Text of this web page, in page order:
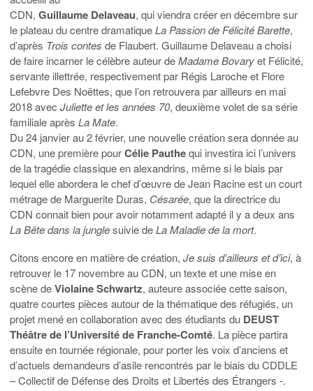
CDN, Guillaume Delaveau, qui viendra créer en décembre sur
le plateau du centre dramatiqueLa Passion de Félicité Barette,
d’après Trois contes de Flaubert. Guillaume Delaveau a choisi
de faire incarner le célèbre auteur deMadame Bovaryet Félicité,
servante illettrée, respectivement par Régis Laroche et Flore
Lefebvre Des Noëttes, que l’on retrouvera par ailleurs en mai
2018 avec Juliette et les années 70, deuxième volet de sa série
familiale après La Mate.
Du 24 janvier au 2 février, une nouvelle création sera donnée au
CDN, une première pourCélie Pauthequi investira ici l’univers
de la tragédie classique en alexandrins, même si le biais par
lequel elle abordera le chef d’œuvre de Jean Racine est un court
métrage de Marguerite Duras, Césarée, que la directrice du
CDN connait bien pour avoir notamment adapté il y a deux ans
La Bête dans la junglesuivie deLa Maladie de la mort.
Citons encore en matière de création, Je suis d’ailleurs et d’ici, à
retrouver le 17 novembre au CDN, un texte et une mise en
scène deViolaine Schwartz, auteure associée cette saison,
quatre courtes pièces autour de la thématique des réfugiés, un
projet mené en collaboration avec des étudiants du DEUST
Théâtre de l’Université de Franche-Comté. La pièce partira
ensuite en tournée régionale, pour porter les voix d’anciens et
d’actuels demandeurs d’asile rencontrés par le biais du CDDLE
– Collectif de Défense des Droits et Libertés des Étrangers -.